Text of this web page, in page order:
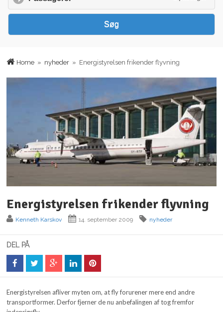
Home » nyheder » Energistyrelsen frikender flyvning
Energistyrelsen frikender flyvning
Kenneth Karskov 14. september 2009 nyheder
DEL PÅ
Energistyrelsen afliver myten om, at fly forurener mere end andre
transportformer. Derfor fjerner de nu anbefalingen af tog fremfor